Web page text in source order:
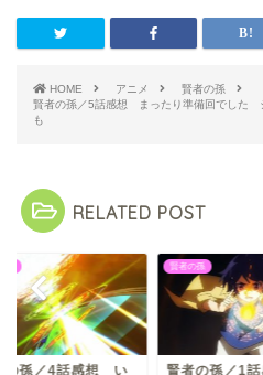
HOME アニメ
賢者の孫
賢者の孫／5話感想 まったり準備回でした
も
RELATED POST
の孫／4話感想 い
賢者の孫
賢者の孫／1